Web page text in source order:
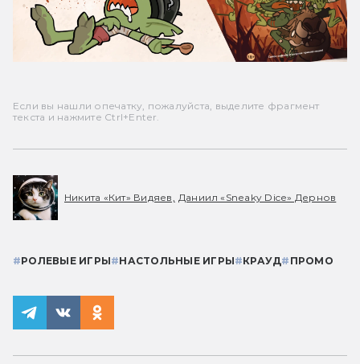
Если вы нашли опечатку, пожалуйста, выделите фрагмент
текста и нажмите Ctrl+Enter.
Никита «Кит» Видяев, Даниил «Sneaky Dice» Дернов
#РОЛЕВЫЕ ИГРЫ#НАСТОЛЬНЫЕ ИГРЫ#КРАУД# ПРОМО